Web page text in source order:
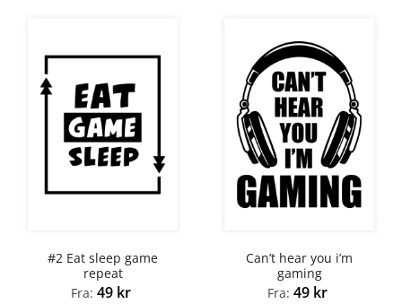
#2 Eat sleep game
repeat
Fra: 49 kr
Can’t hear you i’m
gaming
Fra: 49 kr